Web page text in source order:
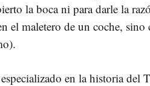
la boca ni para darle la
el maletero de un coche, sino
en la historia del